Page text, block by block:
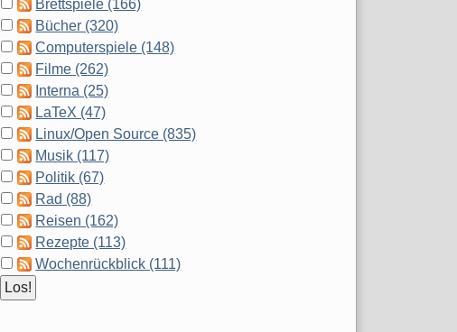
Brettspiele (166)
Bücher (320)
Computerspiele (148)
Filme (262)
Interna (25)
LaTeX (47)
Linux/Open Source (835)
Musik (117)
Politik (67)
Rad (88)
Reisen (162)
Rezepte (113)
Wochenrückblick (111)